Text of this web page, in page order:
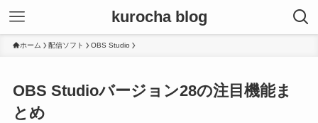
kurocha blog
ホーム 配信ソフト OBS Studio
OBS Studioバージョン28の注目機能ま
とめ